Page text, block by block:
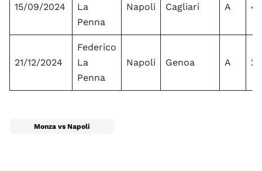
15/09/2024
La
Penna
Napoli Cagliari A 4
21/12/2024
Federico
La
Penna
Napoli Genoa A 2
Monza vs Napoli